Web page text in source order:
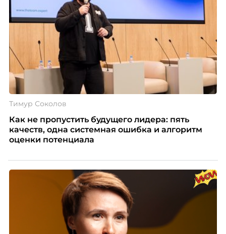
Тимур Соколов
Как не пропустить будущего лидера: пять
качеств, одна системная ошибка и алгоритм
оценки потенциала